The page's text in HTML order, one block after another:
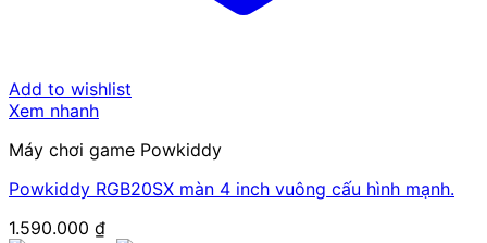
Add to wishlist
Xem nhanh
Máy chơi game Powkiddy
Powkiddy RGB20SX màn 4 inch vuông cấu hình mạnh.
1.590.000 ₫